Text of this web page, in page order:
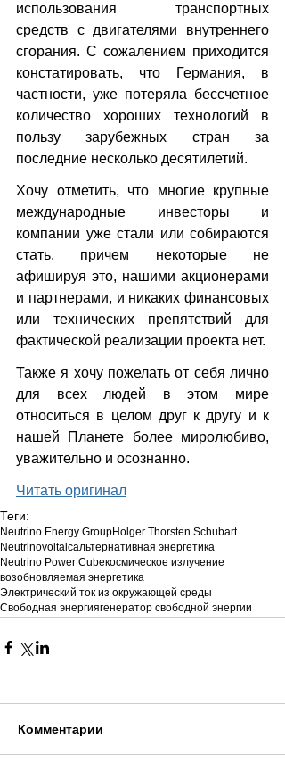
использования транспортных
средств с двигателями внутреннего
сгорания. С сожалением приходится
констатировать, что Германия, в
частности, уже потеряла бессчетное
количество хороших технологий в
пользу зарубежных стран за
последние несколько десятилетий.
Хочу отметить, что многие крупные
международные инвесторы и
компании уже стали или собираются
стать, причем некоторые не
афишируя это, нашими акционерами
и партнерами, и никаких финансовых
или технических препятствий для
фактической реализации проекта нет.
Также я хочу пожелать от себя лично
для всех людей в этом мире
относиться в целом друг к другу и к
нашей Планете более миролюбиво,
уважительно и осознанно.
Читать оригинал
Теги:
Neutrino Energy GroupHolger Thorsten Schubart
Neutrinovoltaicальтернативная энергетика
Neutrino Power Cubeкосмическое излучение
возобновляемая энергетика
Электрический ток из окружающей среды
Свободная энергиягенератор свободной энергии
Комментарии